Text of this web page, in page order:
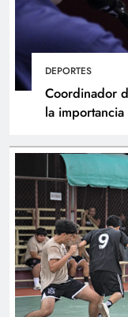
DEPORTES
Coordinador
la